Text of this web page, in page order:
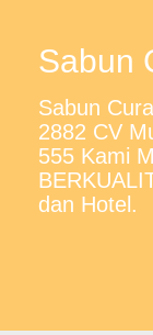
Sabun
Sabun
2882 CV
555 Kami
dan Hotel.